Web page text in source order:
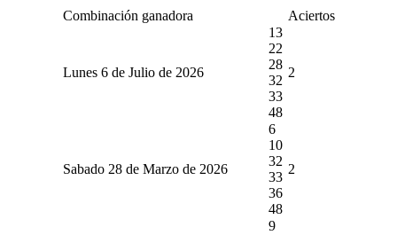
Combinación ganadora Aciertos
Lunes 6 de Julio de 2026
13
22
28
32
33
48
2
Sabado 28 de Marzo de 2026
6
10
32
33
36
48
2
9